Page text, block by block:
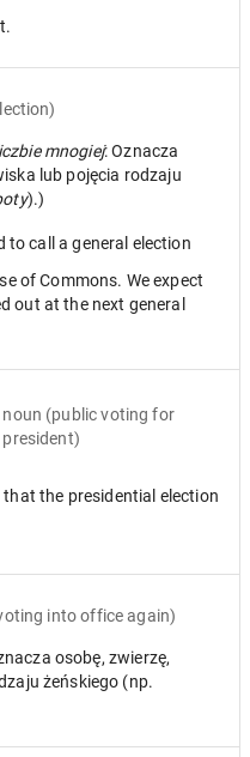
mnogiej: Oznacza
lub pojęcia rodzaju
).)
to call a general election
of Commons. We expect
out at the next general
noun (public voting for
president)
the presidential election
into office again)
osobę, zwierzę,
żeńskiego (np.